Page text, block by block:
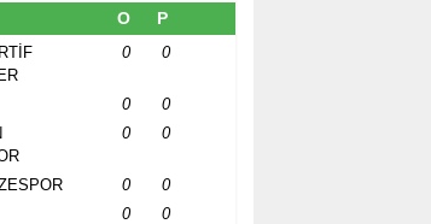
O P
0 0
0
0
0 0
0
0
0
0